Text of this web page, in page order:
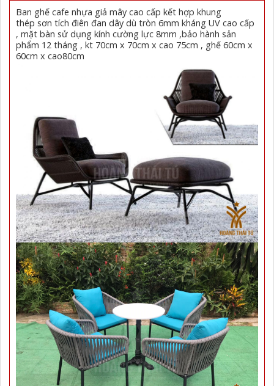
Ban ghế cafe nhựa giả mây cao cấp kết hợp khung
thép sơn tích điên đan dây dù tròn 6mm kháng UV cao cấp
, mặt bàn sử dụng kính cường lực 8mm ,bảo hành sản
phẩm 12 tháng , kt 70cm x 70cm x cao 75cm , ghế 60cm x
60cm x cao80cm